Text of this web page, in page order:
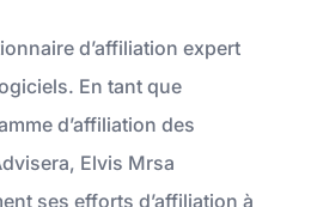
d’affiliation expert
En tant que
d’affiliation des
Elvis Mrsa
ses efforts d’affiliation à